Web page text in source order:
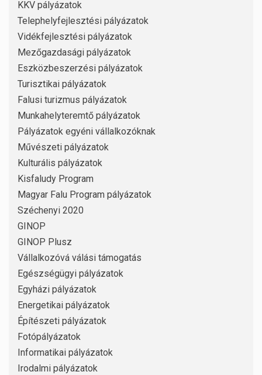
KKV pályázatok
Telephelyfejlesztési pályázatok
Vidékfejlesztési pályázatok
Mezőgazdasági pályázatok
Eszközbeszerzési pályázatok
Turisztikai pályázatok
Falusi turizmus pályázatok
Munkahelyteremtő pályázatok
Pályázatok egyéni vállalkozóknak
Művészeti pályázatok
Kulturális pályázatok
Kisfaludy Program
Magyar Falu Program pályázatok
Széchenyi 2020
GINOP
GINOP Plusz
Vállalkozóvá válási támogatás
Egészségügyi pályázatok
Egyházi pályázatok
Energetikai pályázatok
Építészeti pályázatok
Fotópályázatok
Informatikai pályázatok
Irodalmi pályázatok